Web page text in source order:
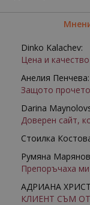
Dinko Kalachev:
Цена и качество
Анелия Пенчева:
Защото
Darina
Доверен сайт,
Стоилка
Румяна
Препоръчаха ми
АДРИАНА
КЛИЕНТ СЪМ